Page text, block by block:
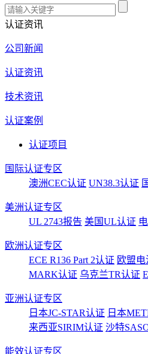
认证资讯
公司新闻
认证资讯
技术资讯
认证案例
认证项目
国际认证专区
澳洲CEC认证 UN38.3认证
美洲认证专区
UL 2743报告 美国UL认证
欧洲认证专区
ECE R136 Part 2认证 欧盟
MARK认证 乌克兰TR认证
亚洲认证专区
日本JC-STAR认证 日本
来西亚SIRIM认证 沙特
能效认证专区